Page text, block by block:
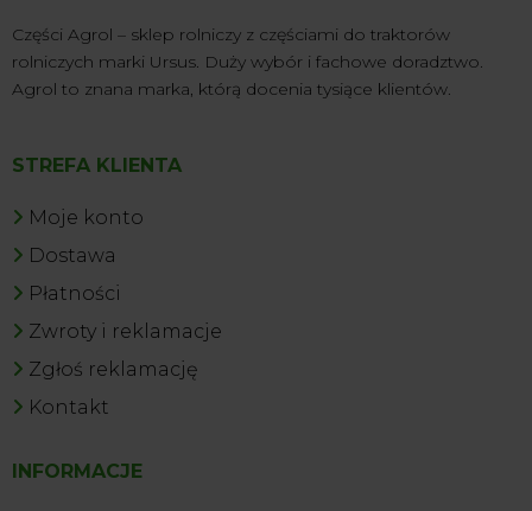
Części Agrol – sklep rolniczy z częściami do traktorów
rolniczych marki Ursus. Duży wybór i fachowe doradztwo.
Agrol to znana marka, którą docenia tysiące klientów.
STREFA KLIENTA
Moje konto
Dostawa
Płatności
Zwroty i reklamacje
Zgłoś reklamację
Kontakt
INFORMACJE